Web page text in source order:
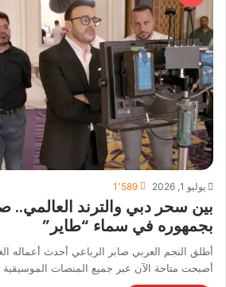
يوليو 1, 2026 1٬589
بين سحر دبي والترند العالمي..
بجمهوره في سماء “طاير”
أطلق النجم العربي صابر الرباعي أحدث أعماله
أصبحت متاحة الآن عبر جميع المنصات الموسيقية